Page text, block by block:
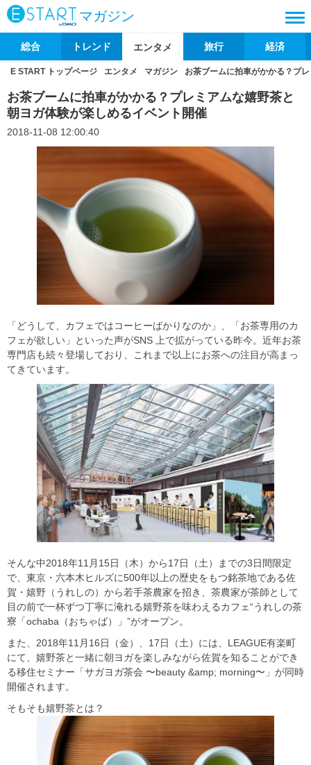
マガジン
総合 トレンド エンタメ 旅行 経済
E START トップページ エンタメ マガジン お茶ブームに拍車がかかる？プ
お茶ブームに拍車がかかる？プレミアムな嬉野茶と
朝ヨガ体験が楽しめるイベント開催
2018-11-08 12:00:40
「どうして、カフェではコーヒーばかりなのか」、「お茶専⽤のカ
フェが欲しい」といった声がSNS 上で拡がっている昨今。近年お茶
専門店も続々登場しており、これまで以上にお茶への注目が高まっ
てきています。
そんな中2018年11月15日（木）から17日（土）までの3日間限定
で、東京・六本木ヒルズに500年以上の歴史をもつ銘茶地である佐
賀・嬉野（うれしの）から若⼿茶農家を招き、茶農家が茶師として
目の前で⼀杯ずつ丁寧に淹れる嬉野茶を味わえるカフェ“うれしの茶
寮「ochaba（おちゃば）」”がオープン。
また、2018年11月16日（⾦）、17日（土）には、LEAGUE有楽町
にて、嬉野茶と⼀緒に朝ヨガを楽しみながら佐賀を知ることができ
る移住セミナー「サガヨガ茶会 〜beauty &amp; morning〜」が同時
開催されます。
そもそも嬉野茶とは？